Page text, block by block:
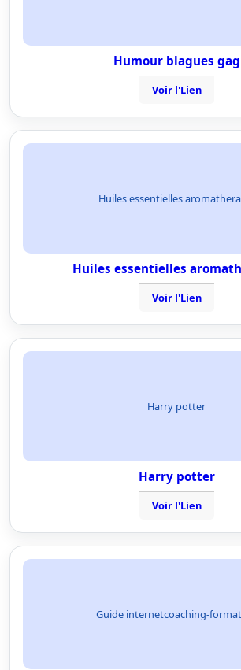
Humour blagues gag
Voir l'Lien
Huiles essentielles
Huiles essentielles
Voir l'Lien
Harry potter
Harry potter
Voir l'Lien
Guide internetcoaching-